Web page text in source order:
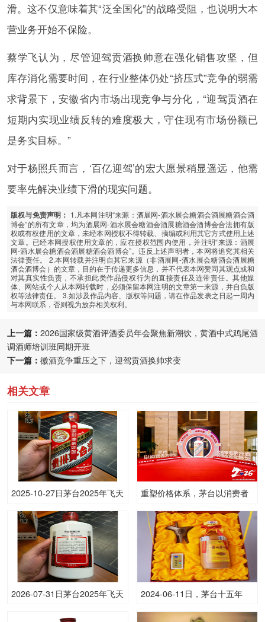
滑。这不仅意味着其“泛全国化”的战略受阻，也说明大本
营业务开始不保险。
蔡学飞认为，尽管迎驾贡酒换帅意在强化销售攻坚，但
库存消化需要时间，在行业整体仍处“挤压式”竞争的弱需
求背景下，安徽省内市场出现竞争与分化，“迎驾贡酒在
短期内实现业绩反转的难度极大，守住现有市场份额已
是务实目标。”
对于杨照兵而言，‘百亿迎驾’的宏大愿景稍显遥远，他需
要率先解决业绩下滑的现实问题。
版权与免责声明： 1.凡本网注明“来源：酒展网-酒水展会糖酒会酒展糖酒会酒
博会”的所有文章，均为酒展网-酒水展会糖酒会酒展糖酒会酒博会合法拥有版
权或有权使用的文章，未经本网授权不得转载、摘编或利用其它方式使用上述
文章。已经本网授权使用文章的，应在授权范围内使用，并注明“来源：酒展
网-酒水展会糖酒会酒展糖酒会酒博会”。违反上述声明者，本网将追究其相关
法律责任。 2.本网转载并注明自其它来源（非酒展网-酒水展会糖酒会酒展糖
酒会酒博会）的文章，目的在于传递更多信息，并不代表本网赞同其观点或和
对其真实性负责，不承担此类作品侵权行为的直接责任及连带责任。其他媒
体、网站或个人从本网转载时，必须保留本网注明的文章第一来源，并自负版
权等法律责任。 3.如涉及作品内容、版权等问题，请在作品发表之日起一周内
与本网联系，否则视为放弃相关权利。
上一篇： 2026国家级黄酒评酒委员年会聚焦新潮饮，黄酒中式鸡尾酒
调酒师培训班同期开班
下一篇： 徽酒竞争重压之下，迎驾贡酒换帅求变
相关文章
2025-10-27日茅台2025年飞天
瓶，下跌 35元
重塑价格体系，茅台以消费者
定！
2026-07-31日茅台2025年飞天
2024-06-11日，茅台十五年